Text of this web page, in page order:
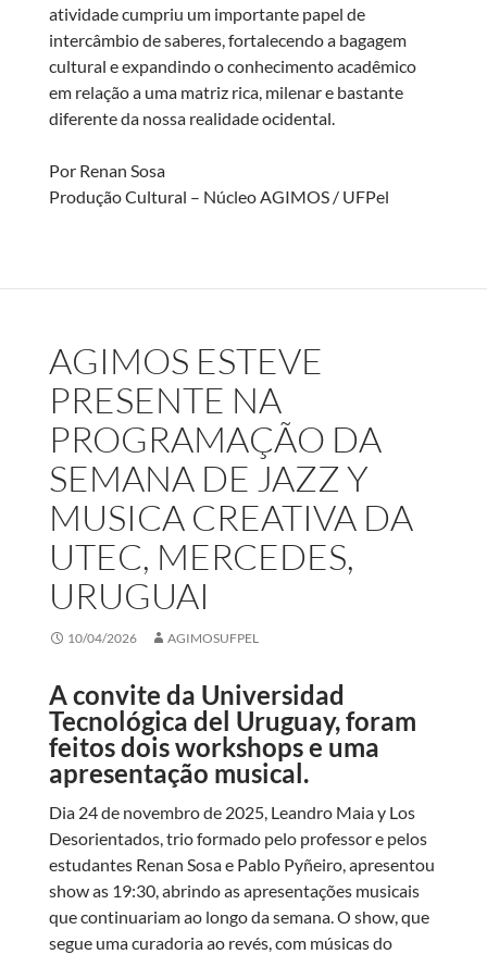
atividade cumpriu um importante papel de
intercâmbio de saberes, fortalecendo a bagagem
cultural e expandindo o conhecimento acadêmico
em relação a uma matriz rica, milenar e bastante
diferente da nossa realidade ocidental.
Por Renan Sosa
Produção Cultural – Núcleo AGIMOS / UFPel
AGIMOS ESTEVE
PRESENTE NA
PROGRAMAÇÃO DA
SEMANA DE JAZZ Y
MUSICA CREATIVA DA
UTEC, MERCEDES,
URUGUAI
10/04/2026 AGIMOSUFPEL
A convite da Universidad
Tecnológica del Uruguay, foram
feitos dois workshops e uma
apresentação musical.
Dia 24 de novembro de 2025, Leandro Maia y Los
Desorientados, trio formado pelo professor e pelos
estudantes Renan Sosa e Pablo Pyñeiro, apresentou
show as 19:30, abrindo as apresentações musicais
que continuariam ao longo da semana. O show, que
segue uma curadoria ao revés, com músicas do